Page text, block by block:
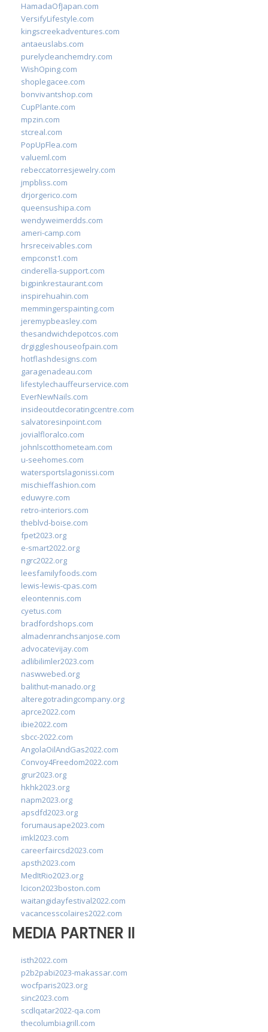
HamadaOfJapan.com
VersifyLifestyle.com
kingscreekadventures.com
antaeuslabs.com
purelycleanchemdry.com
WishOping.com
shoplegacee.com
bonvivantshop.com
CupPlante.com
mpzin.com
stcreal.com
PopUpFlea.com
valueml.com
rebeccatorresjewelry.com
jmpbliss.com
drjorgerico.com
queensushipa.com
wendyweimerdds.com
ameri-camp.com
hrsreceivables.com
empconst1.com
cinderella-support.com
bigpinkrestaurant.com
inspirehuahin.com
memmingerspainting.com
jeremypbeasley.com
thesandwichdepotcos.com
drgiggleshouseofpain.com
hotflashdesigns.com
garagenadeau.com
lifestylechauffeurservice.com
EverNewNails.com
insideoutdecoratingcentre.com
salvatoresinpoint.com
jovialfloralco.com
johnlscotthometeam.com
u-seehomes.com
watersportslagonissi.com
mischieffashion.com
eduwyre.com
retro-interiors.com
theblvd-boise.com
fpet2023.org
e-smart2022.org
ngrc2022.org
leesfamilyfoods.com
lewis-lewis-cpas.com
eleontennis.com
cyetus.com
bradfordshops.com
almadenranchsanjose.com
advocatevijay.com
adlibilimler2023.com
naswwebed.org
balithut-manado.org
alteregotradingcompany.org
aprce2022.com
ibie2022.com
sbcc-2022.com
AngolaOilAndGas2022.com
Convoy4Freedom2022.com
grur2023.org
hkhk2023.org
napm2023.org
apsdfd2023.org
forumausape2023.com
imkl2023.com
careerfaircsd2023.com
apsth2023.com
MedItRio2023.org
lcicon2023boston.com
waitangidayfestival2022.com
vacancesscolaires2022.com
MEDIA PARTNER II
isth2022.com
p2b2pabi2023-makassar.com
wocfparis2023.org
sinc2023.com
scdlqatar2022-qa.com
thecolumbiagrill.com